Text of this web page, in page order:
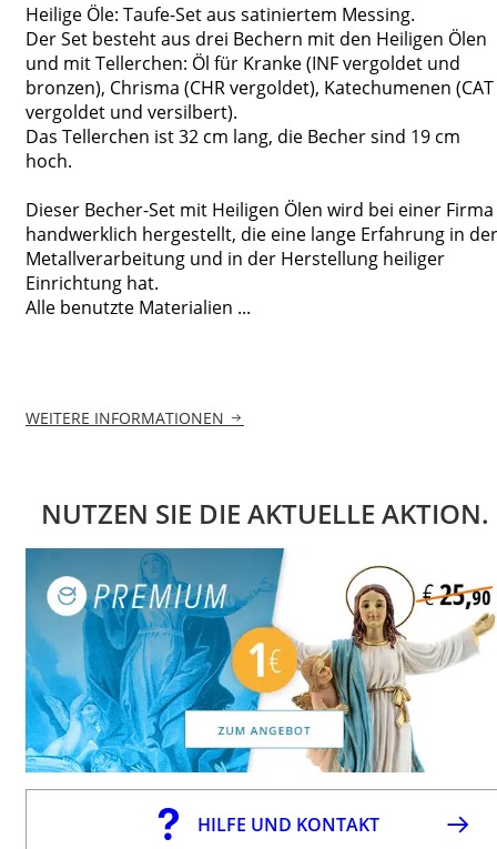
Heilige Öle: Taufe-Set aus satiniertem Messing.
Der Set besteht aus drei Bechern mit den Heiligen Ölen
und mit Tellerchen: Öl für Kranke (INF vergoldet und
bronzen), Chrisma (CHR vergoldet), Katechumenen (CAT
vergoldet und versilbert).
Das Tellerchen ist 32 cm lang, die Becher sind 19 cm
hoch.
Dieser Becher-Set mit Heiligen Ölen wird bei einer Firma
handwerklich hergestellt, die eine lange Erfahrung in der
Metallverarbeitung und in der Herstellung heiliger
Einrichtung hat.
Alle benutzte Materialien ...
WEITERE INFORMATIONEN
NUTZEN SIE DIE AKTUELLE AKTION.
HILFE UND KONTAKT